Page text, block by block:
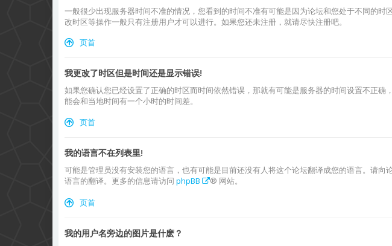
一般很少出现服务器时间不准的情况，您看到的时间不准有可能是因为论坛和您处于不同的
改时区等操作一般只有注册用户才可以进行。如果您还未注册，就请尽快注册吧。
页首
我更改了时区但是时间还是显示错误!
如果您确认您已经设置了正确的时区而时间依然错误，那就有可能是服务器的时间设置不正
能会和当地时间有一个小时的时间差。
页首
我的语言不在列表里!
可能是管理员没有安装您的语言，也有可能是目前还没有人将这个论坛翻译成您的语言。请
语言的翻译。更多的信息请访问 phpBB ® 网站。
页首
我的用户名旁边的图片是什麽？